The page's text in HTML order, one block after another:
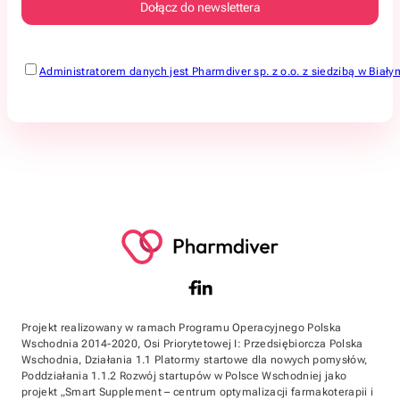
Administratorem danych jest Pharmdiver sp. z o.o. z siedzibą w
Projekt realizowany w ramach Programu Operacyjnego Polska
Wschodnia 2014-2020, Osi Priorytetowej I: Przedsiębiorcza Polska
Wschodnia, Działania 1.1 Platormy startowe dla nowych pomysłów,
Poddziałania 1.1.2 Rozwój startupów w Polsce Wschodniej jako
projekt „Smart Supplement – centrum optymalizacji farmakoterapii i